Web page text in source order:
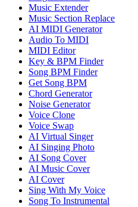
Music Extender
Music Section Replace
AI MIDI Generator
Audio To MIDI
MIDI Editor
Key & BPM Finder
Song BPM Finder
Get Song BPM
Chord Generator
Noise Generator
Voice Clone
Voice Swap
AI Virtual Singer
AI Singing Photo
AI Song Cover
AI Music Cover
AI Cover
Sing With My Voice
Song To Instrumental